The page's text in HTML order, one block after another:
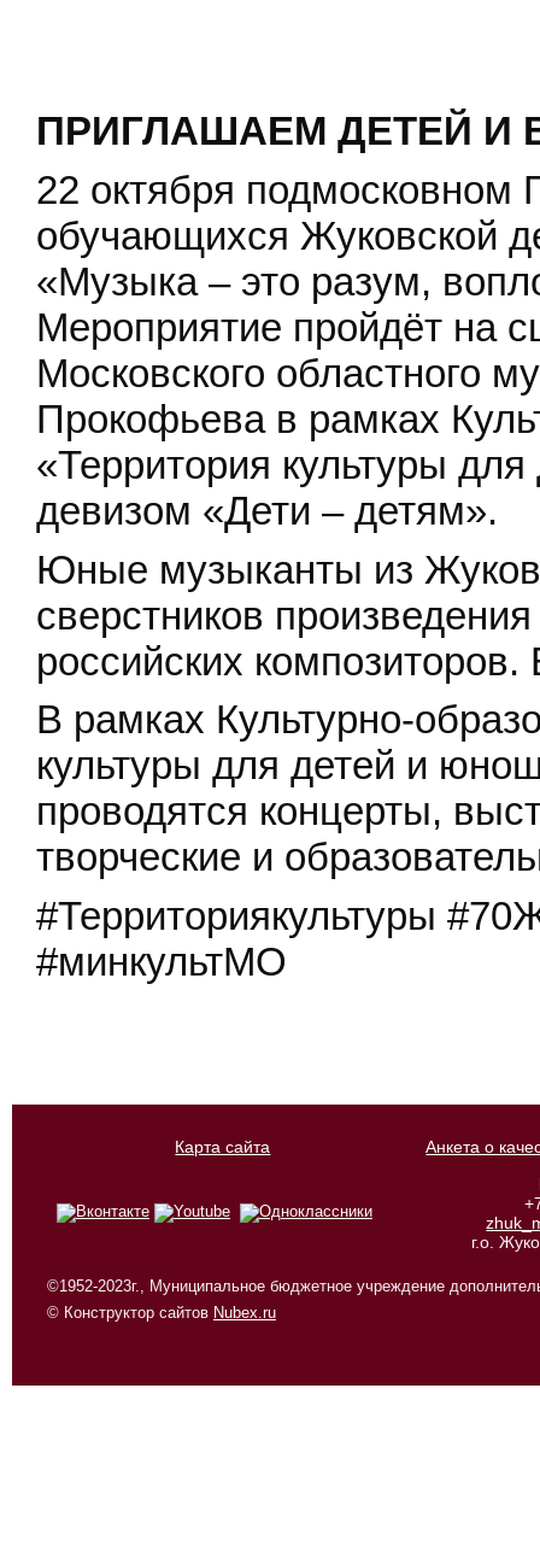
ПРИГЛАШАЕМ ДЕТЕЙ И
22 октября подмосковном
обучающихся Жуковской
«Музыка – это разум,
Мероприятие пройдёт на
Московского областного
Прокофьева в рамках
«Территория культуры
девизом «Дети – детям».
Юные музыканты из
сверстников
российских
В рамках Культурно-
культуры для детей и
проводятся концерты,
творческие и
#Территориякультуры
#минкультМО
Карта сайта
Анкета о
г.о.
©1952-2023г., Муниципальное бюджетное учреждение
© Конструктор сайтов Nubex.ru